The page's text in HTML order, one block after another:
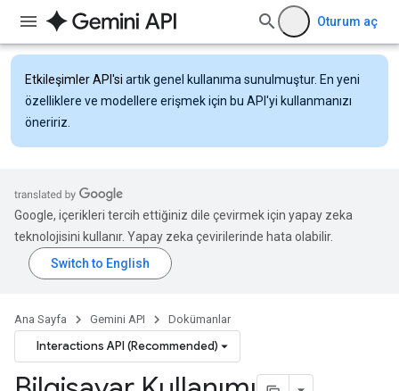
Oturum aç
Etkileşimler API'si artık genel kullanıma sunulmuştur. En yeni
özelliklere ve modellere erişmek için bu API'yi kullanmanızı
öneririz.
Google, içerikleri tercih ettiğiniz dile çevirmek için yapay zeka
teknolojisini kullanır. Yapay zeka çevirilerinde hata olabilir.
Ana Sayfa Gemini API Dokümanlar
Interactions API (Recommended)